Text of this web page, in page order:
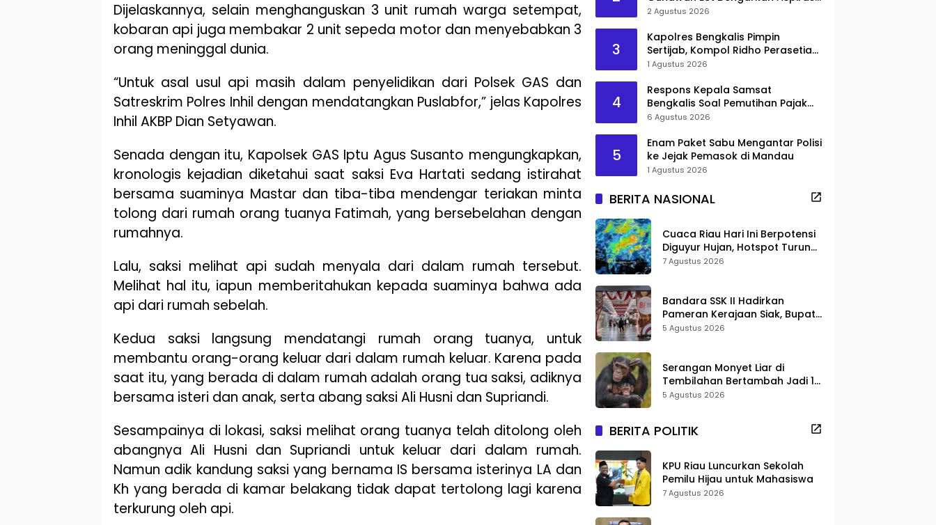
Dijelaskannya, selain menghanguskan 3 unit rumah warga setempat,
kobaran api juga membakar 2 unit sepeda motor dan menyebabkan 3
orang meninggal dunia.
“Untuk asal usul api masih dalam penyelidikan dari Polsek GAS dan
Satreskrim Polres Inhil dengan mendatangkan Puslabfor,” jelas Kapolres
Inhil AKBP Dian Setyawan.
Senada dengan itu, Kapolsek GAS Iptu Agus Susanto mengungkapkan,
kronologis kejadian diketahui saat saksi Eva Hartati sedang istirahat
bersama suaminya Mastar dan tiba-tiba mendengar teriakan minta
tolong dari rumah orang tuanya Fatimah, yang bersebelahan dengan
rumahnya.
Lalu, saksi melihat api sudah menyala dari dalam rumah tersebut.
Melihat hal itu, iapun memberitahukan kepada suaminya bahwa ada
api dari rumah sebelah.
Kedua saksi langsung mendatangi rumah orang tuanya, untuk
membantu orang-orang keluar dari dalam rumah keluar. Karena pada
saat itu, yang berada di dalam rumah adalah orang tua saksi, adiknya
bersama isteri dan anak, serta abang saksi Ali Husni dan Supriandi.
Sesampainya di lokasi, saksi melihat orang tuanya telah ditolong oleh
abangnya Ali Husni dan Supriandi untuk keluar dari dalam rumah.
Namun adik kandung saksi yang bernama IS bersama isterinya LA dan
Kh yang berada di kamar belakang tidak dapat tertolong lagi karena
terkurung oleh api.
Senggoro
2 Agustus 2026
3
Kapolres Bengkalis Pimpin
Sertijab, Kompol Ridho Perasetia
Jadi Wakapolres
1 Agustus 2026
4
Respons Kepala Samsat
Bengkalis Soal Pemutihan Pajak
Disorot
6 Agustus 2026
5
Enam Paket Sabu Mengantar Polisi
ke Jejak Pemasok di Mandau
1 Agustus 2026
BERITA NASIONAL
Cuaca Riau Hari Ini Berpotensi
Diguyur Hujan, Hotspot Turun
Jadi 25 Titik
7 Agustus 2026
Bandara SSK II Hadirkan
Pameran Kerajaan Siak, Bupati
Afni: Jadi Ruang Edukasi
5 Agustus 2026
Serangan Monyet Liar di
Tembilahan Bertambah Jadi 16
Korban, DPKP Bantah Video
5 Agustus 2026
BERITA POLITIK
KPU Riau Luncurkan Sekolah
Pemilu Hijau untuk Mahasiswa
7 Agustus 2026